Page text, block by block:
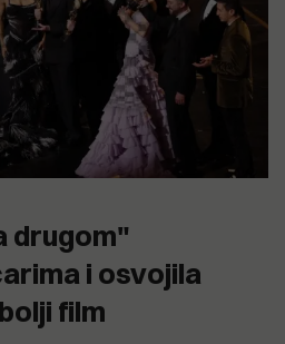
drugom"
i osvojila
film